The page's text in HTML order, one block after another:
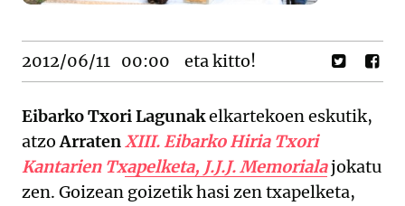
2012/06/11 00:00 eta kitto!
Eibarko Txori Lagunakelkartekoen eskutik,
atzoArratenXIII. Eibarko Hiria Txori
Kantarien Txapelketa, J.J.J. Memorialajokatu
zen. Goizean goizetik hasi zen txapelketa,